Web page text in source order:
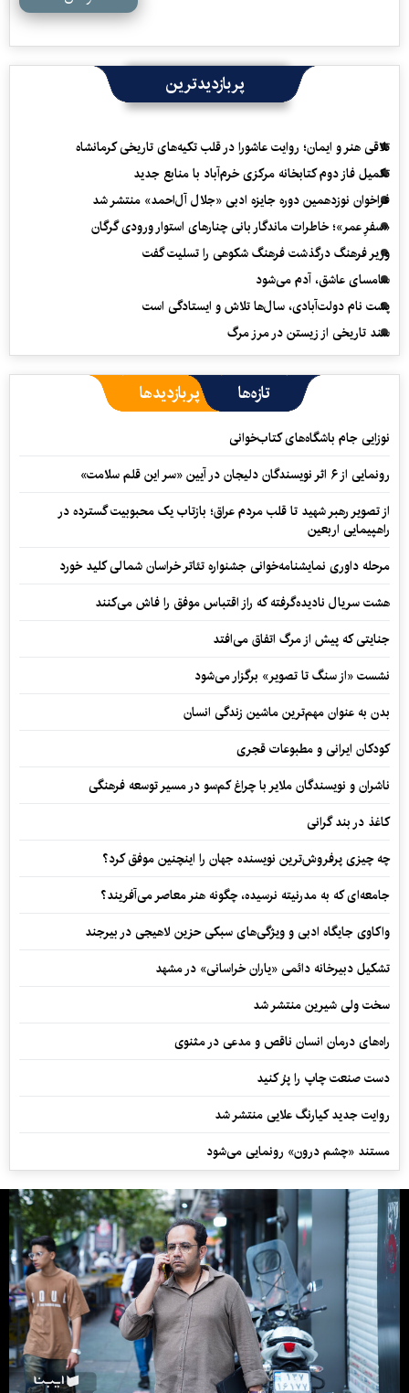
پربازدیدترین
تلاقی هنر و ایمان؛ روایت عاشورا در قلب تکیه‌های تاریخی کرمانشاه
تکمیل فاز دوم کتابخانه مرکزی خرم‌آباد با منابع جدید
فراخوان نوزدهمین دوره جایزه ادبی «جلال آل‌احمد» منتشر شد
«سفرِ عمر»؛ خاطرات ماندگار بانی چنارهای استوار ورودی گرگان
وزیر فرهنگ درگذشت فرهنگ شکوهی را تسلیت گفت
سامسای عاشق، آدم می‌شود
پشت نام دولت‌آبادی، سال‌ها تلاش و ایستادگی است
سند تاریخی از زیستن در مرز مرگ
تازه‌ها پربازدیدها
نوزایی جام باشگاه‌های کتاب‌خوانی
رونمایی از ۶ اثر نویسندگان دلیجان در آیین «سر این قلم سلامت»
از تصویر رهبر شهید تا قلب مردم عراق؛ بازتاب یک محبوبیت گسترده در
راهپیمایی اربعین
مرحله داوری نمایشنامه‌خوانی جشنواره تئاتر خراسان شمالی کلید خورد
هشت سریال نادیده‌گرفته که راز اقتباس موفق را فاش می‌کنند
جنایتی که پیش از مرگ اتفاق می‌افتد
نشست «از سنگ تا تصویر» برگزار می‌شود
بدن به عنوان مهم‌ترین ماشین زندگی انسان
کودکان ایرانی و مطبوعات قجری
ناشران و نویسندگان ملایر با چراغ کم‌سو در مسیر توسعه فرهنگی
کاغذ در بند گرانی
چه چیزی پرفروش‌ترین نویسنده جهان را اینچنین موفق کرد؟
جامعه‌ای که به مدرنیته نرسیده، چگونه هنر معاصر می‌آفریند؟
واکاوی جایگاه ادبی و ویژگی‌های سبکی حزین لاهیجی در بیرجند
تشکیل دبیرخانه دائمی «یاران خراسانی» در مشهد
سخت ولی شیرین منتشر شد
راه‌های درمان انسان ناقص و مدعی در مثنوی
دست صنعت چاپ را پرُ کنید
روایت جدید کیارنگ علایی منتشر شد
مستند «چشم درون» رونمایی می‌شود